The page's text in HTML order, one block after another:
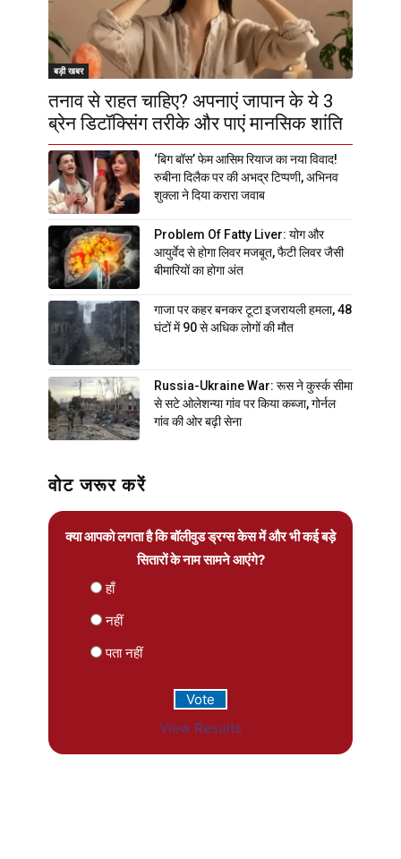
बड़ी खबर
तनाव से राहत चाहिए? अपनाएं जापान के ये 3
ब्रेन डिटॉक्सिंग तरीके और पाएं मानसिक शांति
‘बिग बॉस’ फेम आसिम रियाज का नया विवाद!
रुबीना दिलैक पर की अभद्र टिप्पणी, अभिनव
शुक्ला ने दिया करारा जवाब
Problem Of Fatty Liver: योग और
आयुर्वेद से होगा लिवर मजबूत, फैटी लिवर जैसी
बीमारियों का होगा अंत
गाजा पर कहर बनकर टूटा इजरायली हमला, 48
घंटों में 90 से अधिक लोगों की मौत
Russia-Ukraine War: रूस ने कुर्स्क सीमा
से सटे ओलेशन्या गांव पर किया कब्जा, गोर्नल
गांव की ओर बढ़ी सेना
वोट जरूर करें
क्या आपको लगता है कि बॉलीवुड ड्रग्स केस में और भी कई बड़े
सितारों के नाम सामने आएंगे?
हाँ
नहीं
पता नहीं
View Results